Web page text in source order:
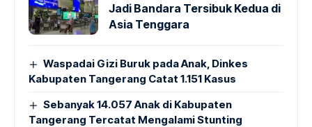
Jadi Bandara Tersibuk Kedua di
Asia Tenggara
Waspadai Gizi Buruk pada Anak, Dinkes
Kabupaten Tangerang Catat 1.151 Kasus
Sebanyak 14.057 Anak di Kabupaten
Tangerang Tercatat Mengalami Stunting